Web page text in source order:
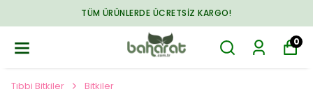
TÜM ÜRÜNLERDE ÜCRETSIZ KARGO!
0
Tıbbi Bitkiler Bitkiler